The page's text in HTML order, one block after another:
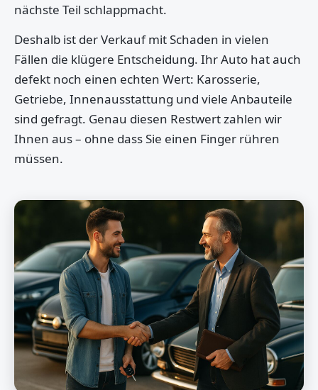
nächste Teil schlappmacht.
Deshalb ist der Verkauf mit Schaden in vielen
Fällen die klügere Entscheidung. Ihr Auto hat auch
defekt noch einen echten Wert: Karosserie,
Getriebe, Innenausstattung und viele Anbauteile
sind gefragt. Genau diesen Restwert zahlen wir
Ihnen aus – ohne dass Sie einen Finger rühren
müssen.